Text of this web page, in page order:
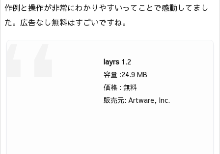
作例と操作が非常にわかりやすいってことで感動してまし
た。広告なし無料はすごいですね。
layrs 1.2
容量 :24.9 MB
価格 : 無料
販売元: Artware, Inc.